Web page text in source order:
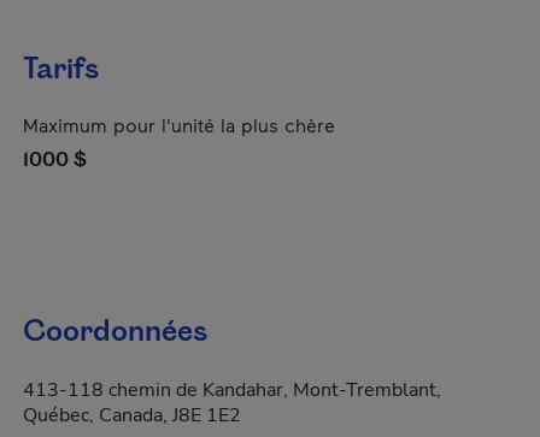
Tarifs
Maximum pour l'unité la plus chère
1000 $
Coordonnées
413-118 chemin de Kandahar, Mont-Tremblant,
Québec, Canada, J8E 1E2